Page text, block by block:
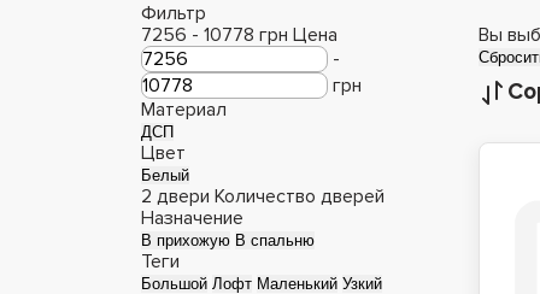
Фильтр
7256 - 10778 грн Цена
-
грн
Материал
ДСП
Цвет
Белый
2 двери Количество дверей
Назначение
В прихожую В спальню
Теги
Большой Лофт Маленький Узкий
Вы